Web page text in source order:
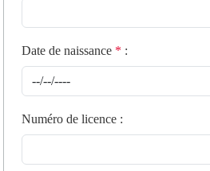
Date de naissance * :
Numéro de licence :